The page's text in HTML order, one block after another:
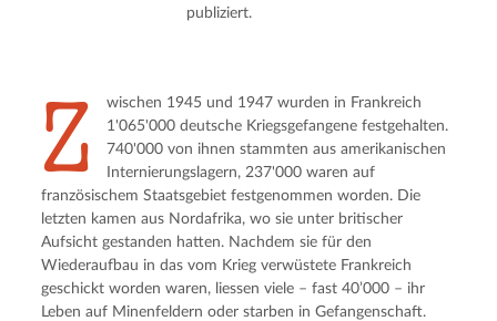
publiziert.
Z
wischen 1945 und 1947 wurden in Frankreich
1'065'000 deutsche Kriegsgefangene festgehalten.
740'000 von ihnen stammten aus amerikanischen
Internierungslagern, 237'000 waren auf
französischem Staatsgebiet festgenommen worden. Die
letzten kamen aus Nordafrika, wo sie unter britischer
Aufsicht gestanden hatten. Nachdem sie für den
Wiederaufbau in das vom Krieg verwüstete Frankreich
geschickt worden waren, liessen viele – fast 40’000 – ihr
Leben auf Minenfeldern oder starben in Gefangenschaft.